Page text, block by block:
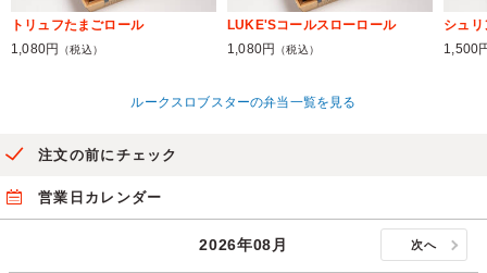
トリュフたまごロール
1,080円
（税込）
LUKE'Sコールスローロール
1,080円
（税込）
シュ
1,500
ルークスロブスターの弁当一覧を見る
注文の前にチェック
営業日カレンダー
2026年08月 次へ